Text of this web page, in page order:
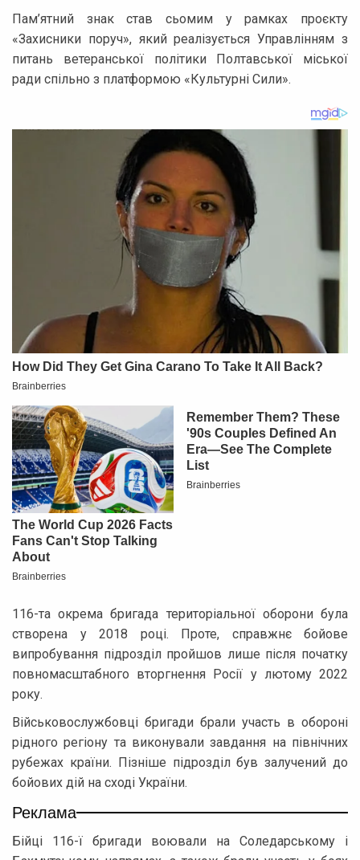
Пам’ятний знак став сьомим у рамках проєкту
«Захисники поруч», який реалізується Управлінням з
питань ветеранської політики Полтавської міської
ради спільно з платформою «Культурні Сили».
116-та окрема бригада територіальної оборони була
створена у 2018 році. Проте, справжнє бойове
випробування підрозділ пройшов лише після початку
повномасштабного вторгнення Росії у лютому 2022
року.
Військовослужбовці бригади брали участь в обороні
рідного регіону та виконували завдання на північних
рубежах країни. Пізніше підрозділ був залучений до
бойових дій на сході України.
Реклама
Бійці 116-ї бригади воювали на Соледарському і